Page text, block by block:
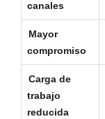
canales
Mayor
compromiso
Carga de
trabajo
reducida